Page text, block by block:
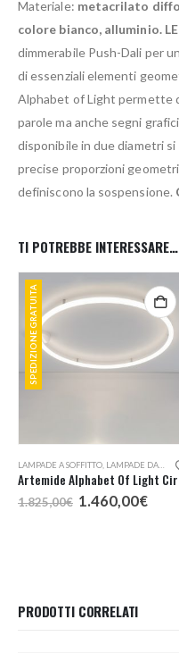
Materiale: metacrilato
colore bianco, alluminio.
dimmerabile Push-Dali per
di essenziali elementi
Alphabet of Light permette
parole ma anche segni
disponibile in due diametri
precise proporzioni
definiscono la sospensione.
TI POTREBBE INTERESSARE…
LAMPADE DA PARETE
SPEDIZIONE GRATUITA
LAMPADE A SOFFITTO LAMPADE DA PARETE
1.825,00€ Il
prezzo
1.460,00€Il
PRODOTTI CORRELATI